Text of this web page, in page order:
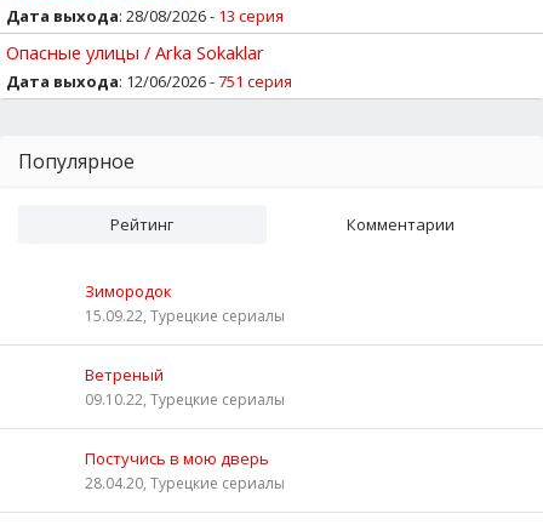
Дата выхода: 28/08/2026 - 13 серия
Опасные улицы / Arka Sokaklar
Дата выхода: 12/06/2026 -751 серия
Популярное
Рейтинг Комментарии
Зимородок
15.09.22, Турецкие сериалы
Ветреный
09.10.22, Турецкие сериалы
Постучись в мою дверь
28.04.20, Турецкие сериалы